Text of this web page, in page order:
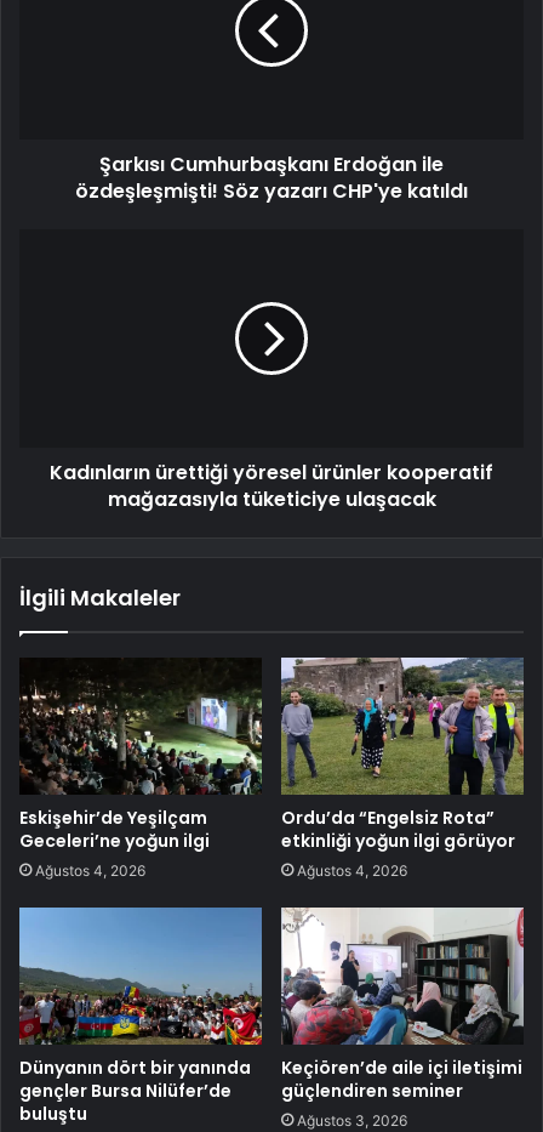
Şarkısı Cumhurbaşkanı Erdoğan ile
özdeşleşmişti! Söz yazarı CHP'ye katıldı
Kadınların ürettiği yöresel ürünler kooperatif
mağazasıyla tüketiciye ulaşacak
İlgili Makaleler
Eskişehir’de Yeşilçam
Geceleri’ne yoğun ilgi
Ağustos 4, 2026
Ordu’da “Engelsiz Rota”
etkinliği yoğun ilgi görüyor
Ağustos 4, 2026
Dünyanın dört bir yanında
gençler Bursa Nilüfer’de
buluştu
Keçiören’de aile içi iletişimi
güçlendiren seminer
Ağustos 3, 2026